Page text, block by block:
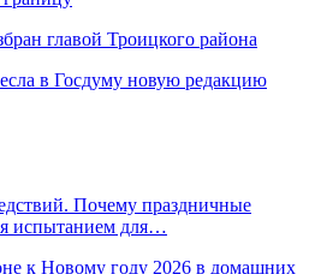
главой Троицкого района
в Госдуму новую редакцию
Почему праздничные
испытанием для…
к Новому году 2026 в домашних